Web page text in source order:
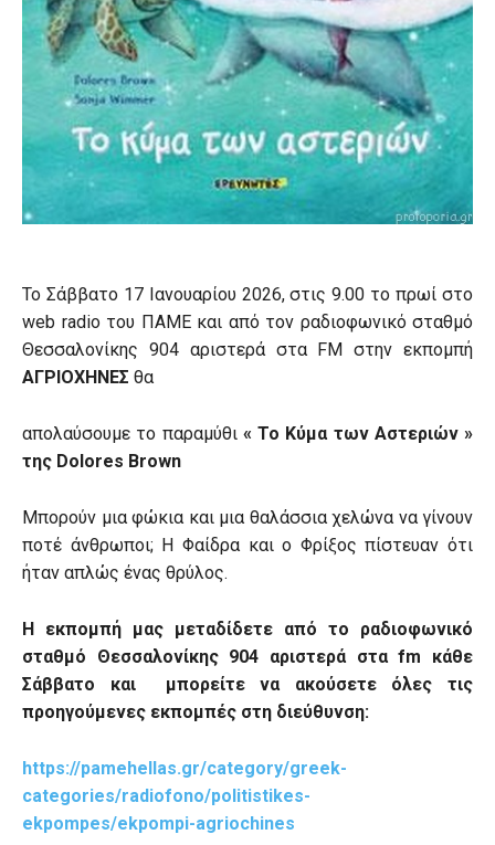
Το Σάββατο 17 Ιανουαρίου 2026, στις 9.00 το πρωί στο
web radio του ΠΑΜΕ και από τον ραδιοφωνικό σταθμό
Θεσσαλονίκης 904 αριστερά στα FM στην εκπομπή
ΑΓΡΙΟΧΗΝΕΣ θα
απολαύσουμε το παραμύθι « Το Κύμα των Αστεριών »
της Dolores Brown
Μπορούν μια φώκια και μια θαλάσσια χελώνα να γίνουν
ποτέ άνθρωποι; Η Φαίδρα και ο Φρίξος πίστευαν ότι
ήταν απλώς ένας θρύλος.
Η εκπομπή μας μεταδίδετε από το ραδιοφωνικό
σταθμό Θεσσαλονίκης 904 αριστερά σταfm κάθε
Σάββατο και μπορείτε να ακούσετε όλες τις
προηγούμενες εκπομπές στη διεύθυνση:
https://pamehellas.gr/category/greek-
categories/radiofono/politistikes-
ekpompes/ekpompi-agriochines